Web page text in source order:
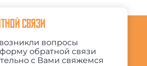
СВЯЗИ
вопросы
обратной связи
с Вами свяжемся